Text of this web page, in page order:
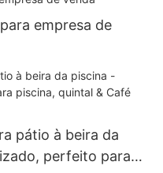
empresa de
pátio à beira da
perfeito para